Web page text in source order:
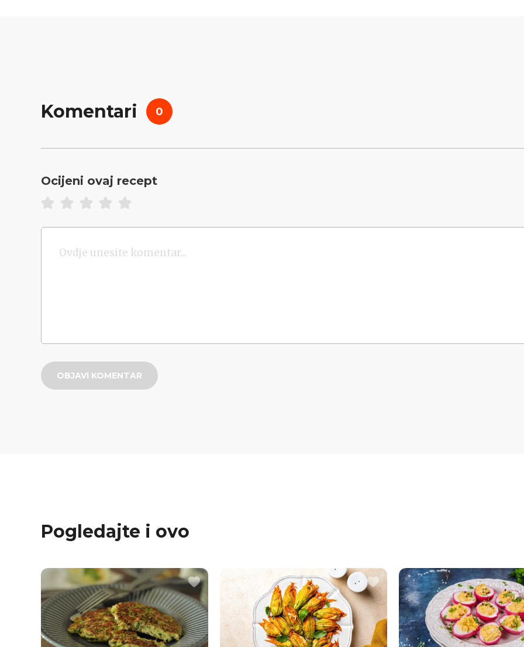
Komentari 0
Ocijeni ovaj recept
OBJAVI KOMENTAR
Pogledajte i ovo